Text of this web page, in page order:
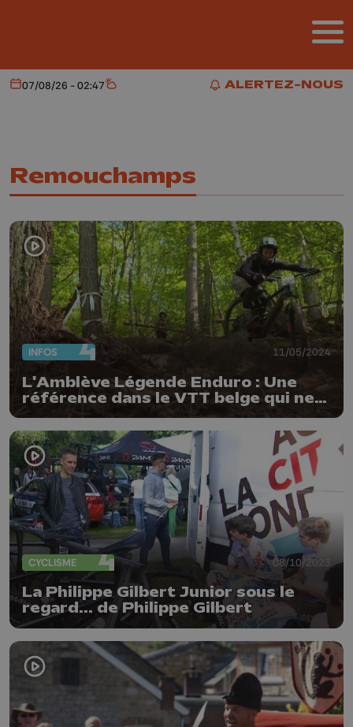
ALERTEZ-NOUS
ALERTEZ-NOUS
Aujourd'hui
07/08/26 - 02:47 Météo
Remouchamps
INFOS 11/05/2024
L'Amblève Légende Enduro : Une
référence dans le VTT belge qui ne
cesse de grandir
CYCLISME 08/10/2023
La Philippe Gilbert Junior sous le
regard... de Philippe Gilbert